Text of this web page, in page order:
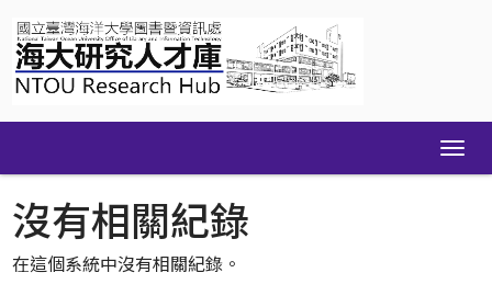
navigation
沒有相關紀錄
在這個系統中沒有相關紀錄。